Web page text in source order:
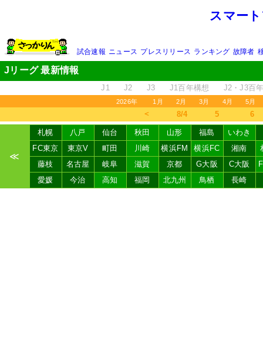
スマー
試合速報 ニュース プレスリリース ランキング 故障者
Jリーグ 最新情報
J1 J2 J3 J1百年構想 J2・J3百
2026年 1月 2月 3月 4月 5月
＜ 8/4 5 6
≪
札幌 八戸 仙台 秋田 山形 福島
いわき
FC東京
東京V 町田 川崎 横浜FM 横浜FC 湘南
藤枝
名古屋 岐阜 滋賀 京都 G大阪 C大阪
愛媛
今治 高知 福岡 北九州 鳥栖 長崎